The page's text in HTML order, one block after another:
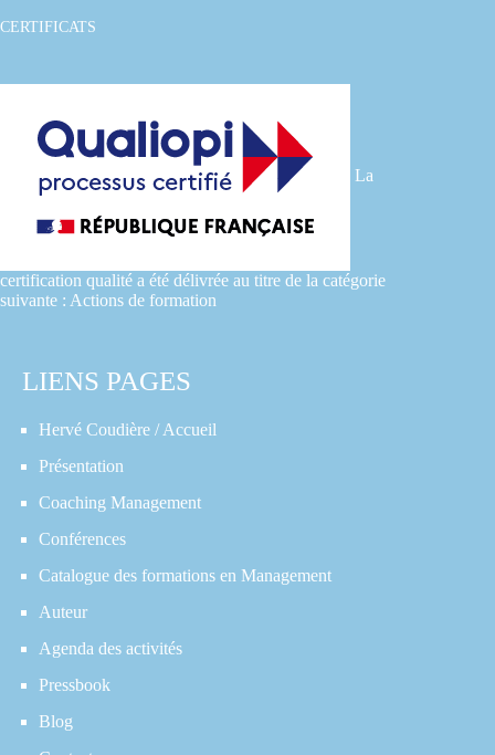
CERTIFICATS
La
certification qualité a été délivrée au titre de la catégorie
suivante : Actions de formation
LIENS PAGES
Hervé Coudière / Accueil
Présentation
Coaching Management
Conférences
Catalogue des formations en Management
Auteur
Agenda des activités
Pressbook
Blog